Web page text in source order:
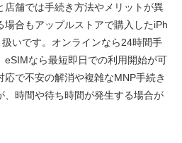
店舗では手続き方法やメリットが異
場合もアップルストアで購入したiPh
いです。オンラインなら24時間手
eSIMなら最短即日での利用開始が可
で不安の解消や複雑なMNP手続き
、時間や待ち時間が発生する場合が